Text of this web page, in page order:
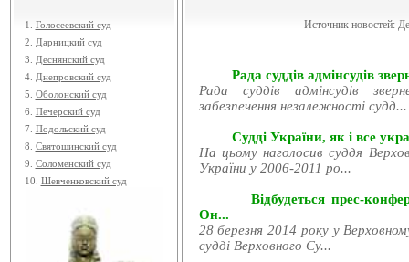
1. Голосеевский суд
2.
Дарницкий суд
3.
Деснянский суд
4. Днепровский суд
5. Оболонский суд
6. Печерский суд
7. Подольский суд
8. Святошинский суд
9. Соломенский суд
10. Шевченковский суд
Источник новостей:
Рада суддів адмінсудів
Рада суддів адмінсудів
забезпечення незалежності судд...
Судді України, як і все
На цьому наголосив суддя
України у 2006-2011 ро...
Відбудеться прес-
Он...
28 березня 2014 року у
судді Верховного Су...